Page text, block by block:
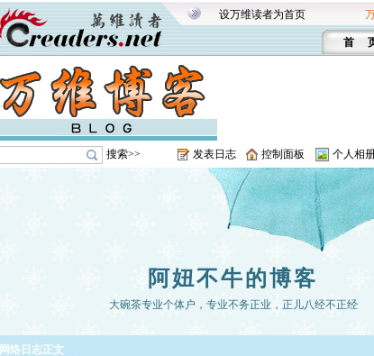
设万维读者为首页
首
搜索>> 发表日志 控制面板 个人相
阿妞不牛的博客
大碗茶专业个体户，专业不务正业，正儿八经不正经
网络日志正文